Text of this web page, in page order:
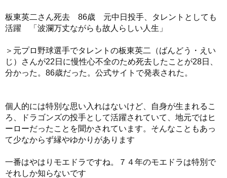
板東英二さん死去 86歳 元中日投手、タレントとしても
活躍 「波瀾万丈ながらも故人らしい人生」
＞元プロ野球選手でタレントの板東英二（ばんどう・えい
じ）さんが22日に慢性心不全のため死去したことが28日、
分かった。86歳だった。公式サイトで発表された。
個人的には特別な思い入れはないけど、自身が生まれるこ
ろ、ドラゴンズの投手として活躍されていて、地元ではヒ
ーローだったことを聞かされています。そんなこともあっ
て少なからず縁やゆかりがあります
一番はやはりモエドラですね。７４年のモエドラは特別で
それしか知らないです